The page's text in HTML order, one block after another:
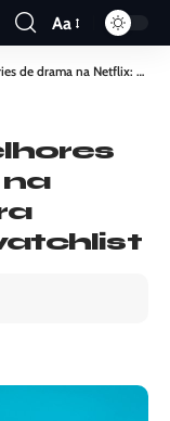
Aa
dicas para atualizar a sua watchlist